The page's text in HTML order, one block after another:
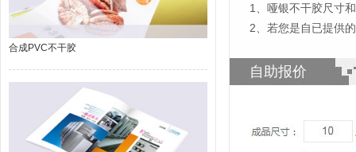
合成PVC不干胶
1
哑银不干胶尺寸
2、若您是自已提供
自助报价